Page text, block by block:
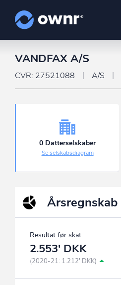
VANDFAX A/S
CVR: 27521088 A/S
0 Datterselskaber
Se selskabsdiagram
Årsregnskab
Resultat før skat
2.553' DKK
(2020-21: 1.212' DKK)